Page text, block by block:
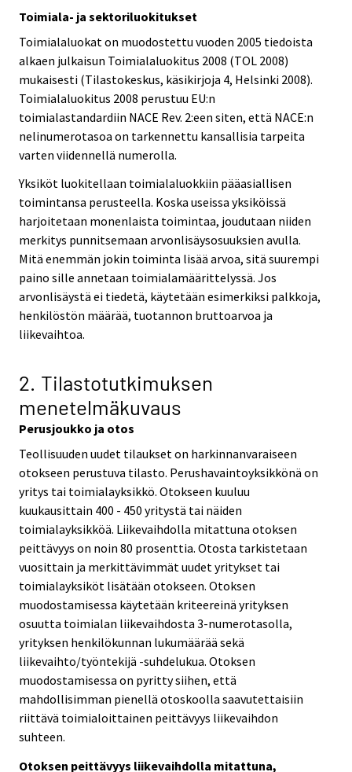
Toimiala- ja sektoriluokitukset
Toimialaluokat on muodostettu vuoden 2005 tiedoista
alkaen julkaisun Toimialaluokitus 2008 (TOL 2008)
mukaisesti (Tilastokeskus, käsikirjoja 4, Helsinki 2008).
Toimialaluokitus 2008 perustuu EU:n
toimialastandardiin NACE Rev. 2:een siten, että NACE:n
nelinumerotasoa on tarkennettu kansallisia tarpeita
varten viidennellä numerolla.
Yksiköt luokitellaan toimialaluokkiin pääasiallisen
toimintansa perusteella. Koska useissa yksiköissä
harjoitetaan monenlaista toimintaa, joudutaan niiden
merkitys punnitsemaan arvonlisäysosuuksien avulla.
Mitä enemmän jokin toiminta lisää arvoa, sitä suurempi
paino sille annetaan toimialamäärittelyssä. Jos
arvonlisäystä ei tiedetä, käytetään esimerkiksi palkkoja,
henkilöstön määrää, tuotannon bruttoarvoa ja
liikevaihtoa.
2. Tilastotutkimuksen
menetelmäkuvaus
Perusjoukko ja otos
Teollisuuden uudet tilaukset on harkinnanvaraiseen
otokseen perustuva tilasto. Perushavaintoyksikkönä on
yritys tai toimialayksikkö. Otokseen kuuluu
kuukausittain 400 - 450 yritystä tai näiden
toimialayksikköä. Liikevaihdolla mitattuna otoksen
peittävyys on noin 80 prosenttia. Otosta tarkistetaan
vuosittain ja merkittävimmät uudet yritykset tai
toimialayksiköt lisätään otokseen. Otoksen
muodostamisessa käytetään kriteereinä yrityksen
osuutta toimialan liikevaihdosta 3-numerotasolla,
yrityksen henkilökunnan lukumäärää sekä
liikevaihto/työntekijä -suhdelukua. Otoksen
muodostamisessa on pyritty siihen, että
mahdollisimman pienellä otoskoolla saavutettaisiin
riittävä toimialoittainen peittävyys liikevaihdon
suhteen.
Otoksen peittävyys liikevaihdolla mitattuna,